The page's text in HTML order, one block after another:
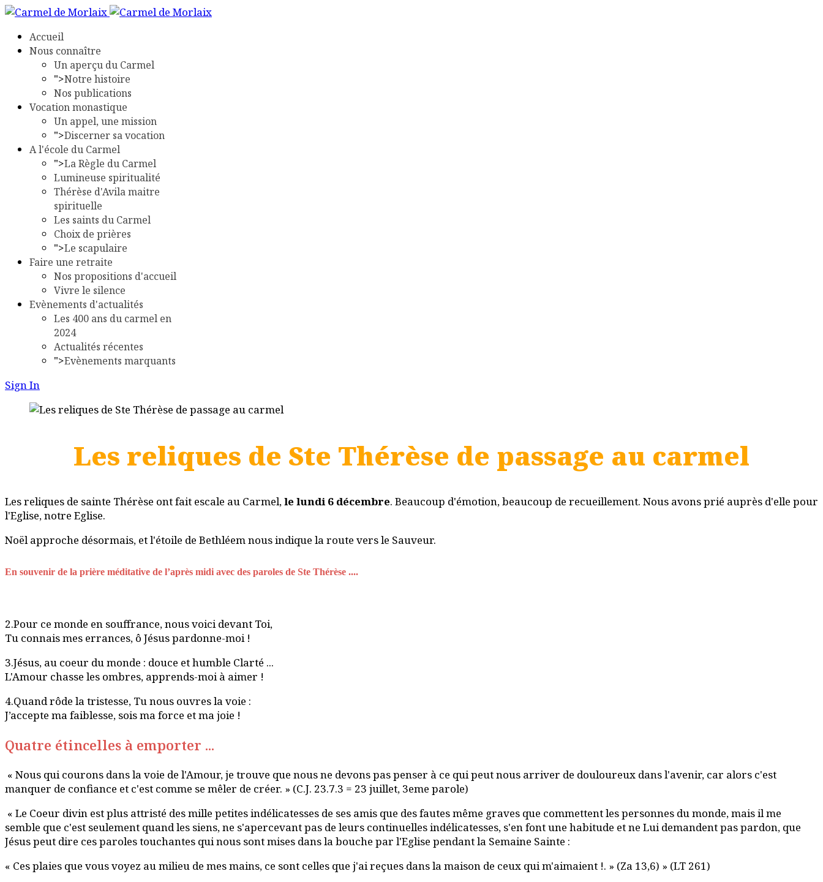
Accueil
Nous connaître
Un aperçu du Carmel
">Notre histoire
Nos publications
Vocation monastique
Un appel, une mission
">Discerner sa vocation
A l'école du Carmel
">La Règle du Carmel
Lumineuse spiritualité
Thérèse d'Avila maitre
spirituelle
Les saints du Carmel
Choix de prières
">Le scapulaire
Faire une retraite
Nos propositions d'accueil
Vivre le silence
Evènements d'actualités
Les 400 ans du carmel en
2024
Actualités récentes
">Evènements marquants
Sign In
Les reliques de Ste Thérèse de passage au carmel
Les reliques de sainte Thérèse ont fait escale au Carmel,le lundi 6 décembre. Beaucoup d'émotion, beaucoup de recueillement. Nous avons prié auprès d'elle pour
l'Eglise, notre Eglise.
Noël approche désormais, et l'étoile de Bethléem nous indique la route vers le Sauveur.
En souvenir de la prière méditative de l’après midi avec des paroles de Ste Thérèse ....
2.Pour ce monde en souffrance, nous voici devant Toi,
Tu connais mes errances, ô Jésus pardonne-moi !
3.Jésus, au coeur du monde : douce et humble Clarté ...
L'Amour chasse les ombres, apprends-moi à aimer !
4.Quand rôde la tristesse, Tu nous ouvres la voie :
J’accepte ma faiblesse, sois ma force et ma joie !
Quatre étincelles à emporter ...
« Nous qui courons dans la voie de l'Amour, je trouve que nous ne devons pas penser à ce qui peut nous arriver de douloureux dans l'avenir, car alors c'est
manquer de confiance et c'est comme se mêler de créer. » (C.J. 23.7.3 = 23 juillet, 3eme parole)
« Le Coeur divin est plus attristé des mille petites indélicatesses de ses amis que des fautes même graves que commettent les personnes du monde, mais il me
semble que c'est seulement quand les siens, ne s'apercevant pas de leurs continuelles indélicatesses, s'en font une habitude et ne Lui demandent pas pardon, que
Jésus peut dire ces paroles touchantes qui nous sont mises dans la bouche par l'Eglise pendant la Semaine Sainte :
« Ces plaies que vous voyez au milieu de mes mains, ce sont celles que j'ai reçues dans la maison de ceux qui m'aimaient !. » (Za 13,6) » (LT 261)